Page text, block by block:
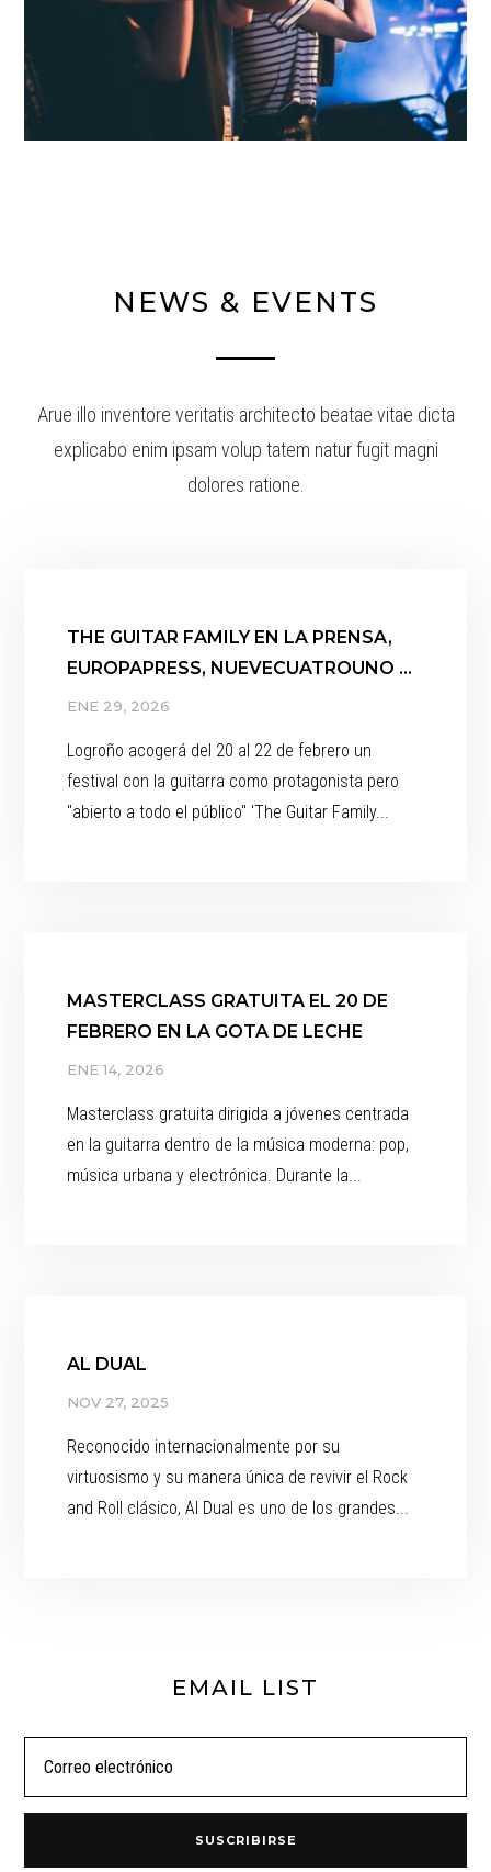
NEWS & EVENTS
Arue illo inventore veritatis architecto beatae vitae dicta
explicabo enim ipsam volup tatem natur fugit magni
dolores ratione.
THE GUITAR FAMILY EN LA PRENSA,
EUROPAPRESS, NUEVECUATROUNO …
ENE 29, 2026
Logroño acogerá del 20 al 22 de febrero un
festival con la guitarra como protagonista pero
"abierto a todo el público" 'The Guitar Family...
MASTERCLASS GRATUITA EL 20 DE
FEBRERO EN LA GOTA DE LECHE
ENE 14, 2026
Masterclass gratuita dirigida a jóvenes centrada
en la guitarra dentro de la música moderna: pop,
música urbana y electrónica. Durante la...
AL DUAL
NOV 27, 2025
Reconocido internacionalmente por su
virtuosismo y su manera única de revivir el Rock
and Roll clásico, Al Dual es uno de los grandes...
EMAIL LIST
SUSCRIBIRSE